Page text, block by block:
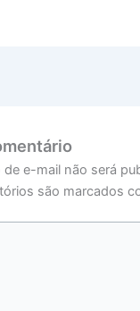
de e-mail não será
são marcados